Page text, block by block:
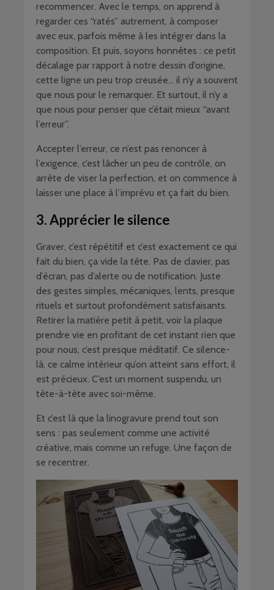
recommencer. Avec le temps, on apprend à
regarder ces “ratés” autrement, à composer
avec eux, parfois même à les intégrer dans la
composition. Et puis, soyons honnêtes : ce petit
décalage par rapport à notre dessin d’origine,
cette ligne un peu trop creusée… il n’y a souvent
que nous pour le remarquer. Et surtout, il n’y a
que nous pour penser que c’était mieux “avant
l’erreur”.
Accepter l’erreur, ce n’est pas renoncer à
l’exigence, c’est lâcher un peu de contrôle, on
arrête de viser la perfection, et on commence à
laisser une place à l’imprévu et ça fait du bien.
3. Apprécier le silence
Graver, c’est répétitif et c’est exactement ce qui
fait du bien, ça vide la tête. Pas de clavier, pas
d’écran, pas d’alerte ou de notification. Juste
des gestes simples, mécaniques, lents, presque
rituels et surtout profondément satisfaisants.
Retirer la matière petit à petit, voir la plaque
prendre vie en profitant de cet instant rien que
pour nous, c’est presque méditatif. Ce silence-
là, ce calme intérieur qu’on atteint sans effort, il
est précieux. C’est un moment suspendu, un
tête-à-tête avec soi-même.
Et c’est là que la linogravure prend tout son
sens : pas seulement comme une activité
créative, mais comme un refuge. Une façon de
se recentrer.